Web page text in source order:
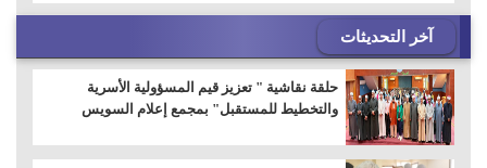
آخر التحديثات
حلقة نقاشية " تعزيز قيم المسؤولية الأسرية
والتخطيط للمستقبل" بمجمع إعلام السويس